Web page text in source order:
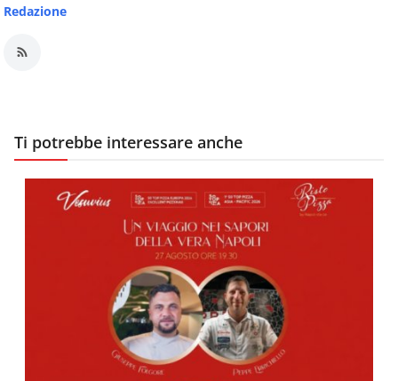
Redazione
Ti potrebbe interessare anche